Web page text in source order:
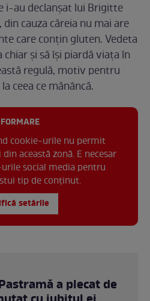
i-au declanșat lui Brigitte
cauza căreia nu mai are
care conțin gluten. Vedeta
și să își piardă viața în
regulă, motiv pentru
ceea ce mănâncă.
cookie-urile nu permit
această zonă. E necesar
social media pentru
tip de conținut.
setările
a plecat de